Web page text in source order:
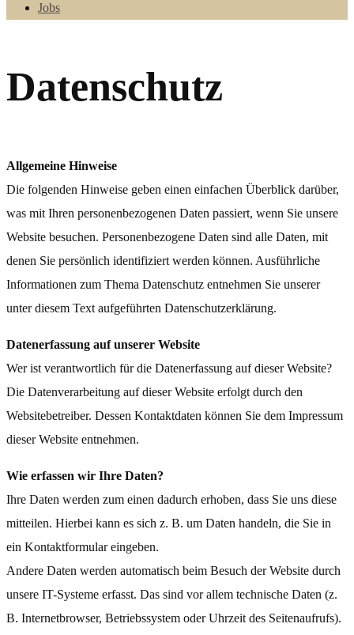
Jobs
Datenschutz
Allgemeine Hinweise
Die folgenden Hinweise geben einen einfachen Überblick darüber,
was mit Ihren personenbezogenen Daten passiert, wenn Sie unsere
Website besuchen. Personenbezogene Daten sind alle Daten, mit
denen Sie persönlich identifiziert werden können. Ausführliche
Informationen zum Thema Datenschutz entnehmen Sie unserer
unter diesem Text aufgeführten Datenschutzerklärung.
Datenerfassung auf unserer Website
Wer ist verantwortlich für die Datenerfassung auf dieser Website?
Die Datenverarbeitung auf dieser Website erfolgt durch den
Websitebetreiber. Dessen Kontaktdaten können Sie dem Impressum
dieser Website entnehmen.
Wie erfassen wir Ihre Daten?
Ihre Daten werden zum einen dadurch erhoben, dass Sie uns diese
mitteilen. Hierbei kann es sich z. B. um Daten handeln, die Sie in
ein Kontaktformular eingeben.
Andere Daten werden automatisch beim Besuch der Website durch
unsere IT-Systeme erfasst. Das sind vor allem technische Daten (z.
B. Internetbrowser, Betriebssystem oder Uhrzeit des Seitenaufrufs).